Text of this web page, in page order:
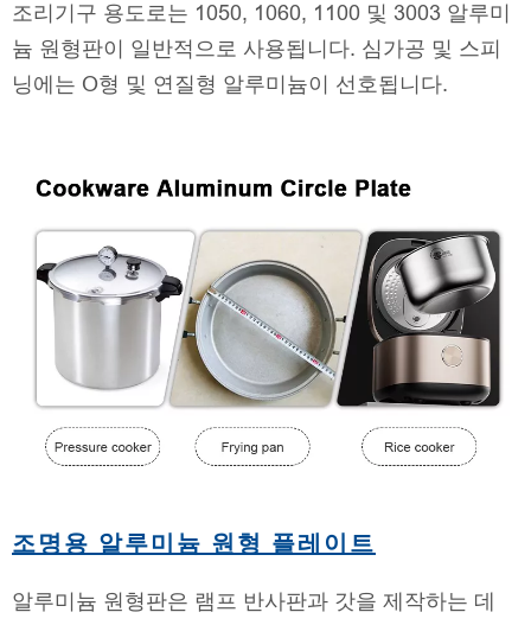
조리기구 용도로는 1050, 1060, 1100 및 3003 알루미
늄 원형판이 일반적으로 사용됩니다. 심가공 및 스피
닝에는 O형 및 연질형 알루미늄이 선호됩니다.
조명용 알루미늄 원형 플레이트
알루미늄 원형판은 램프 반사판과 갓을 제작하는 데